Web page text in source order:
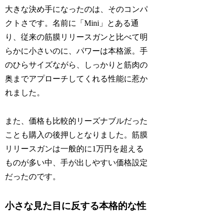
大きな決め手になったのは、そのコンパ
クトさです。名前に「Mini」とある通
り、従来の筋膜リリースガンと比べて明
らかに小さいのに、パワーは本格派。手
のひらサイズながら、しっかりと筋肉の
奥までアプローチしてくれる性能に惹か
れました。
また、価格も比較的リーズナブルだった
ことも購入の後押しとなりました。筋膜
リリースガンは一般的に1万円を超える
ものが多い中、手が出しやすい価格設定
だったのです。
小さな見た目に反する本格的な性